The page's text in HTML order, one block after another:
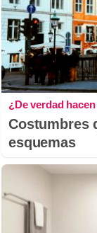
¿De verdad
Costumbres
esquemas